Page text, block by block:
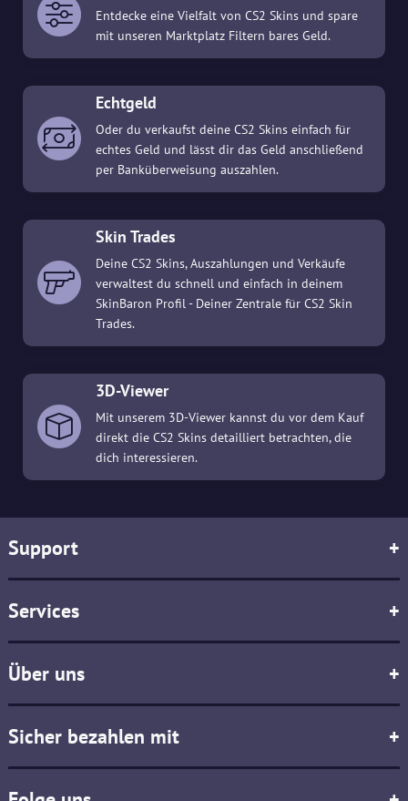
Entdecke eine Vielfalt von CS2 Skins und spare
mit unseren Marktplatz Filtern bares Geld.
Echtgeld
Oder du verkaufst deine CS2 Skins einfach für
echtes Geld und lässt dir das Geld anschließend
per Banküberweisung auszahlen.
Skin Trades
Deine CS2 Skins, Auszahlungen und Verkäufe
verwaltest du schnell und einfach in deinem
SkinBaron Profil - Deiner Zentrale für CS2 Skin
Trades.
3D-Viewer
Mit unserem 3D-Viewer kannst du vor dem Kauf
direkt die CS2 Skins detailliert betrachten, die
dich interessieren.
Support +
Services +
Über uns +
Sicher bezahlen mit +